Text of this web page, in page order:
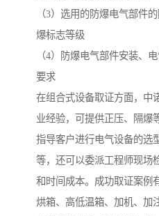
（3）选用的防爆电气部件
爆标志等级
（4）防爆电气部件安装、
要求
在组合式设备取证方面，中
业经验，可提供正压、隔爆
指导客户进行电气设备的选
等，还可以委派工程师现场
和时间成本。成功取证案例
烘箱、高低温箱、加机、加